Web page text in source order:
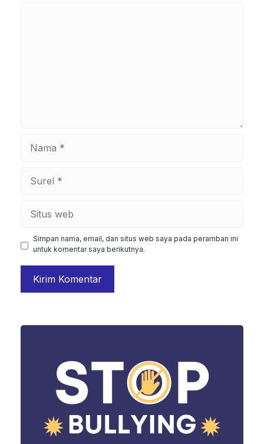
web
Simpan nama, email, dan situs web saya pada peramban ini
untuk komentar saya berikutnya.